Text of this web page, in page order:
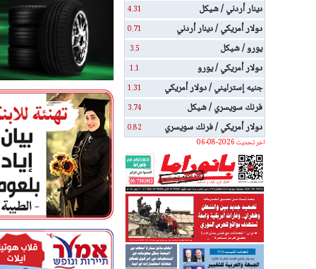
دينار أردني / شيكل 4.31
دولار أمريكي / دينار أردني 0.71
يورو / شيكل 3.5
دولار أمريكي / يورو 1.1
جنيه إسترليني / دولار أمريكي 1.31
فرنك سويسري / شيكل 3.74
دولار أمريكي / فرنك سويسري
0.82
اخر تحديث 2026-08-06